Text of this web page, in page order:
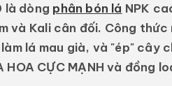
là dòng phân bón lá NPK
và Kali cân đối. Công
lá mau già, và "ép" cây
HOA CỰC MẠNH và đồng